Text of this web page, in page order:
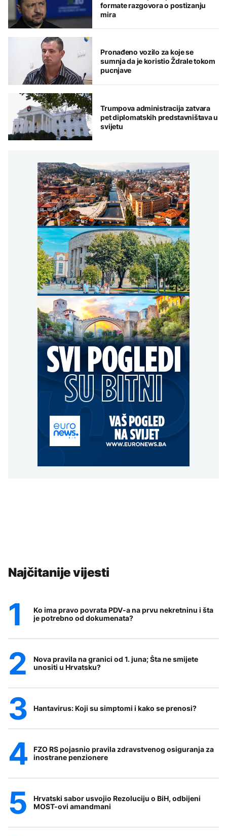
formate razgovora o postizanju
mira
Pronađeno vozilo za koje se
sumnja da je koristio Ždrale tokom
pucnjave
Trumpova administracija zatvara
pet diplomatskih predstavništava u
svijetu
Najčitanije vijesti
Ko ima pravo povrata PDV-a na prvu nekretninu i šta
je potrebno od dokumenata?
Nova pravila na granici od 1. juna; Šta ne smijete
unositi u Hrvatsku?
Hantavirus: Koji su simptomi i kako se prenosi?
FZO RS pojasnio pravila zdravstvenog osiguranja za
inostrane penzionere
Hrvatski sabor usvojio Rezoluciju o BiH, odbijeni
MOST-ovi amandmani